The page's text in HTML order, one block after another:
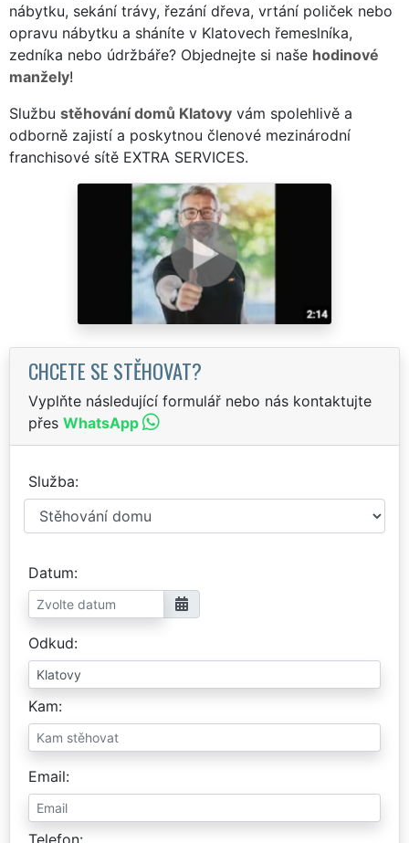
nábytku, sekání trávy, řezání dřeva, vrtání poliček nebo
opravu nábytku a sháníte v Klatovech řemeslníka,
zedníka nebo údržbáře? Objednejte si naše hodinové
manžely!
Službu stěhování domů Klatovy vám spolehlivě a
odborně zajistí a poskytnou členové mezinárodní
franchisové sítě EXTRA SERVICES.
CHCETE SE STĚHOVAT?
Vyplňte následující formulář nebo nás kontaktujte
přes WhatsApp
Služba
Datum
Odkud
Kam
Email
Telefon